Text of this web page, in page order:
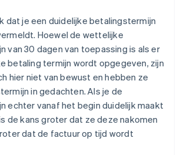
dat je een duidelijke betalingstermijn
Hoewel de wettelijke
van 30 dagen van toepassing is als er
betaling termijn wordt opgegeven, zijn
hier niet van bewust en hebben ze
in gedachten. Als je de
echter vanaf het begin duidelijk maakt
de kans groter dat ze deze nakomen
dat de factuur op tijd wordt